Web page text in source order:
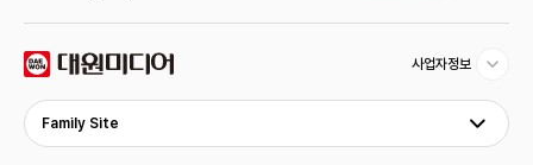
사업자정보
Family Site